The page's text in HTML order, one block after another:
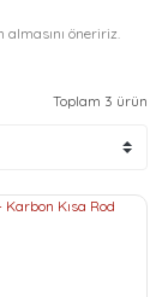
öneririz.
Toplam 3 ürün